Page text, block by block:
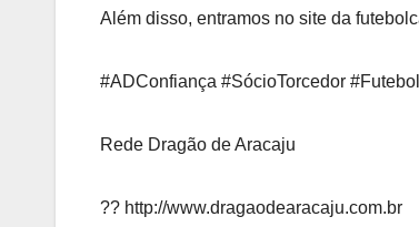
Além disso, entramos no site da
#ADConfiança #SócioTorcedor
Rede Dragão de Aracaju
?? http://www.dragaodearacaju.com.br